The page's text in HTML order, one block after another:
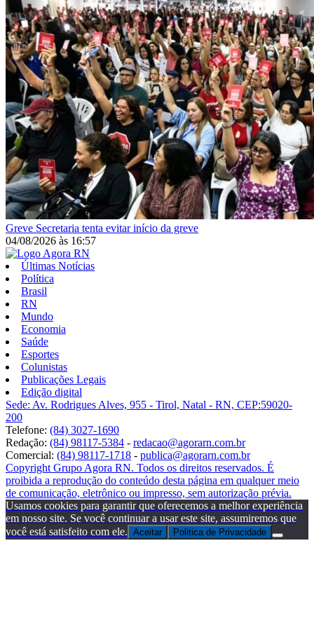
Greve Secretaria tenta evitar início da greve
04/08/2026 às 16:57
Últimas Notícias
Política
Brasil
RN
Mundo
Economia
Saúde
Esportes
Colunistas
Publicações Legais
Edição digital
Sede: Av. Rodrigues Alves, 955 - Tirol, Natal - RN, CEP:59020-
200
Telefone: (84) 3027-1690
Redação: (84) 98117-5384 - redacao@agorarn.com.br
Comercial: (84) 98117-1718 - publica@agorarn.com.br
Copyright Grupo Agora RN. Todos os direitos reservados. É
proibida a reprodução do conteúdo desta página em qualquer meio
de comunicação, eletrônico ou impresso, sem autorização prévia.
Usamos cookies para garantir que oferecemos a melhor experiência
em nosso site. Se você continuar a usar este site, assumiremos que
você está satisfeito com ele. Aceitar Politica de Privacidade